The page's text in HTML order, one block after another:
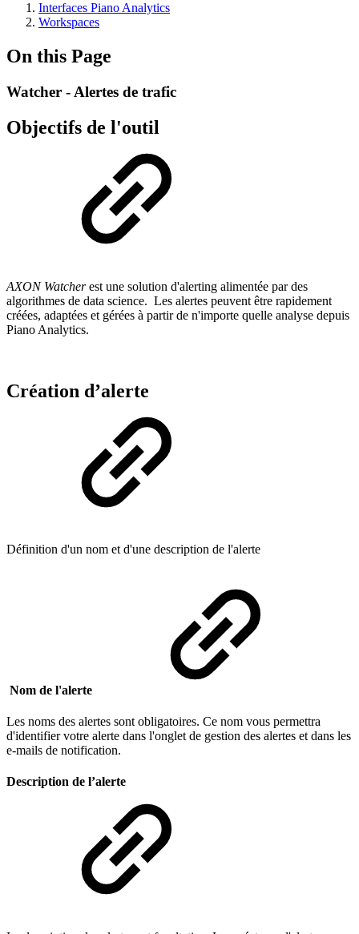
Interfaces Piano Analytics
Workspaces
On this Page
Watcher - Alertes de trafic
Objectifs de l'outil
AXON Watcherest une solution d'alerting alimentée par des
algorithmes de data science. Les alertes peuvent être rapidement
créées, adaptées et gérées à partir de n'importe quelle analyse depuis
Piano Analytics.
Création d’alerte
Définition d'un nom et d'une description de l'alerte
Nom de l'alerte
Les noms des alertes sont obligatoires. Ce nom vous permettra
d'identifier votre alerte dans l'onglet de gestion des alertes et dans les
e-mails de notification.
Description de l’alerte